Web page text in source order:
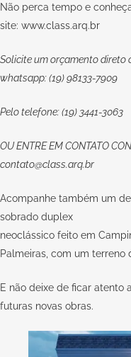
Não perca tempo e
site: www.class.arq.br
Solicite um orçamento direto
whatsapp: (19) 98133-7909
Pelo telefone: (19) 3441-3063
OUENTRE EM CONTATO
contato@class.arq.br
Acompanhe também um
sobrado duplex
neoclássico feito em
Palmeiras, com um terreno
E não deixe de ficar atento
futuras novas obras.